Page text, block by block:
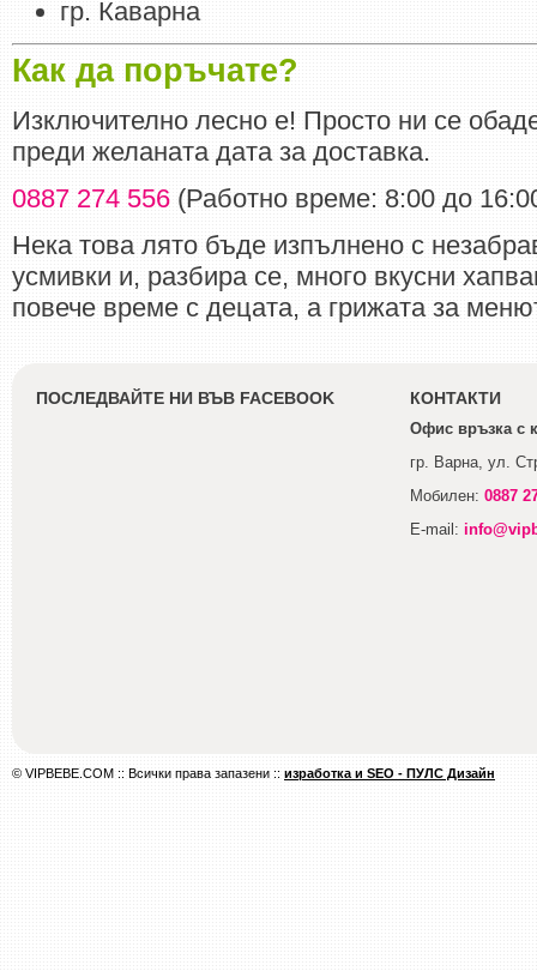
гр. Каварна
Как да поръчате?
Изключително лесно е! Просто ни се
преди желаната дата за доставка.
0887 274 556 (Работно време: 8:00 до
Нека това лято бъде изпълнено с
усмивки и, разбира се, много вкусни
повече време с децата, а грижата за
ПОСЛЕДВАЙТЕ НИ ВЪВ FACEBOOK КОНТАКТИ
Офис връзка с
гр. Варна, ул.
Мобилен: 0887
E-mail:
© VIPBEBE.COM :: Всички права запазени :: изработка и SEO - ПУЛС Дизайн